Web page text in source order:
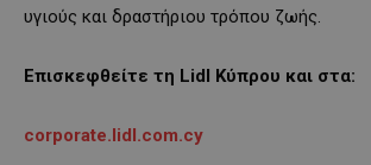
υγιούς και δραστήριου τρόπου ζωής.
Επισκεφθείτε τη Lidl Κύπρου και στα:
corporate.lidl.com.cy